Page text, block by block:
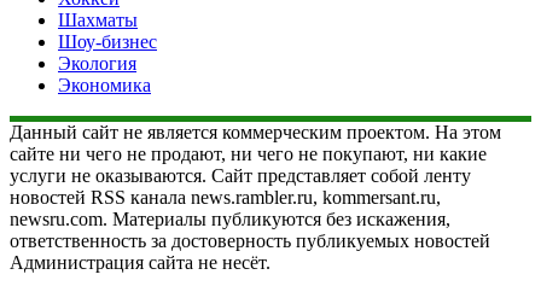
Шахматы
Шоу-бизнес
Экология
Экономика
Данный сайт не является коммерческим проектом. На этом
сайте ни чего не продают, ни чего не покупают, ни какие
услуги не оказываются. Сайт представляет собой ленту
новостей RSS канала news.rambler.ru, kommersant.ru,
newsru.com. Материалы публикуются без искажения,
ответственность за достоверность публикуемых новостей
Администрация сайта не несёт.